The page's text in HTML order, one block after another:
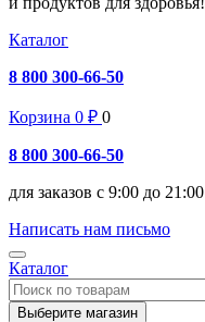
Каталог
8 800 300-66-50
Корзина 0 ₽ 0
8 800 300-66-50
для заказов с 9:00 до 21:00
Написать нам письмо
Каталог
Выберите магазин